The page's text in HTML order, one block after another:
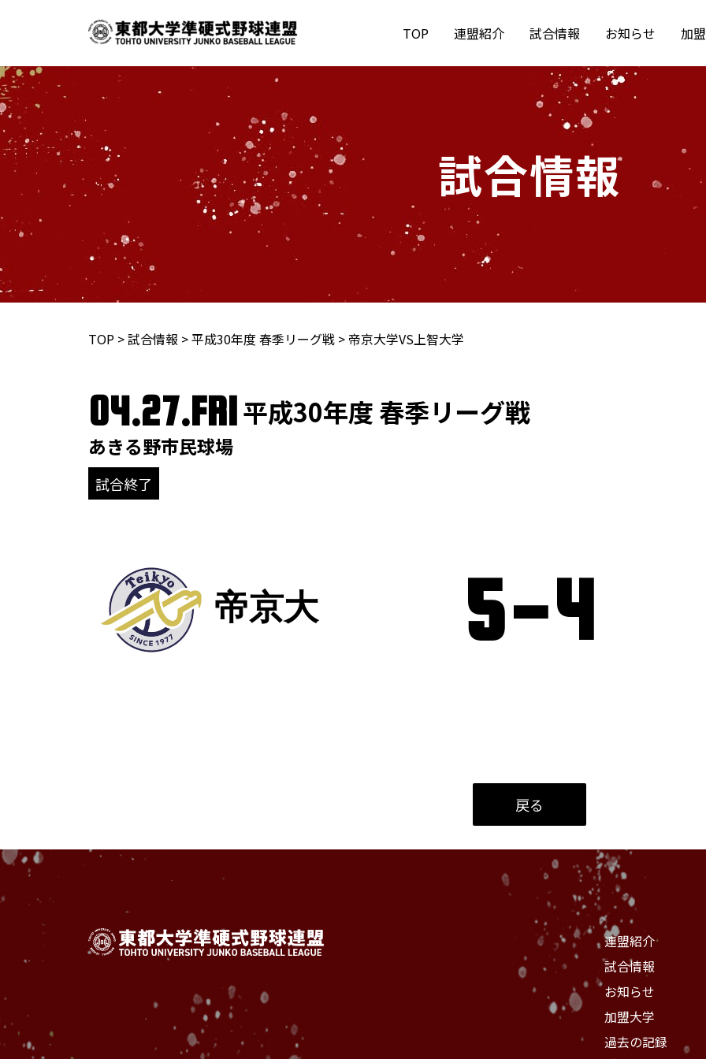
を
ス
キ
ッ
プ
TOP 連盟紹介 試合情報 お知らせ 加
試合情報
TOP >試合情報 >平成30年度 春季リーグ戦 > 帝京大学VS上智大学
04.27.FRI平成30年度 春季リーグ戦
あきる野市民球場
試合終了
帝京大 5-4
戻る
連盟紹介
試合情報
お知らせ
加盟大学
過去の記録